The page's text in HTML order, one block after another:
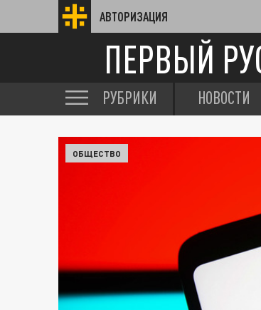
АВТОРИЗАЦИЯ
ПЕРВЫЙ
РУБРИКИ НОВОСТИ
ОБЩЕСТВО